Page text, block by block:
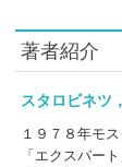
著者紹介
スタロビネ
１９７８年モ
「エクスパー